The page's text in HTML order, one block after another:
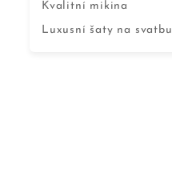
Kvalitní mikina
Luxusní šaty na svatbu